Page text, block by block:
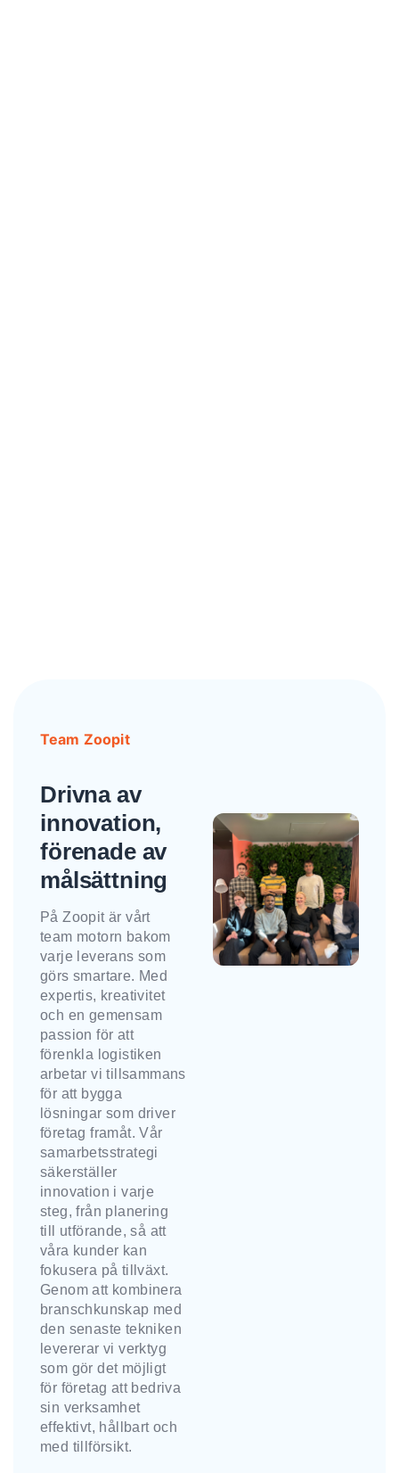
Team Zoopit
Drivna av
innovation,
förenade av
målsättning
På Zoopit är vårt
team motorn bakom
varje leverans som
görs smartare. Med
expertis, kreativitet
och en gemensam
passion för att
förenkla logistiken
arbetar vi tillsammans
för att bygga
lösningar som driver
företag framåt. Vår
samarbetsstrategi
säkerställer
innovation i varje
steg, från planering
till utförande, så att
våra kunder kan
fokusera på tillväxt.
Genom att kombinera
branschkunskap med
den senaste tekniken
levererar vi verktyg
som gör det möjligt
för företag att bedriva
sin verksamhet
effektivt, hållbart och
med tillförsikt.